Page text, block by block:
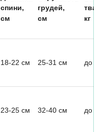
спини,
см
грудей,
см
кг
18-22 см 25-31 см до 1,4
23-25 см 32-40 см до 2,2